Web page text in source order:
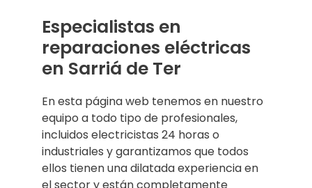
Especialistas en
reparaciones eléctricas
en Sarriá de Ter
En esta página web tenemos en nuestro
equipo a todo tipo de profesionales,
incluidos electricistas 24 horas o
industriales y garantizamos que todos
ellos tienen una dilatada experiencia en